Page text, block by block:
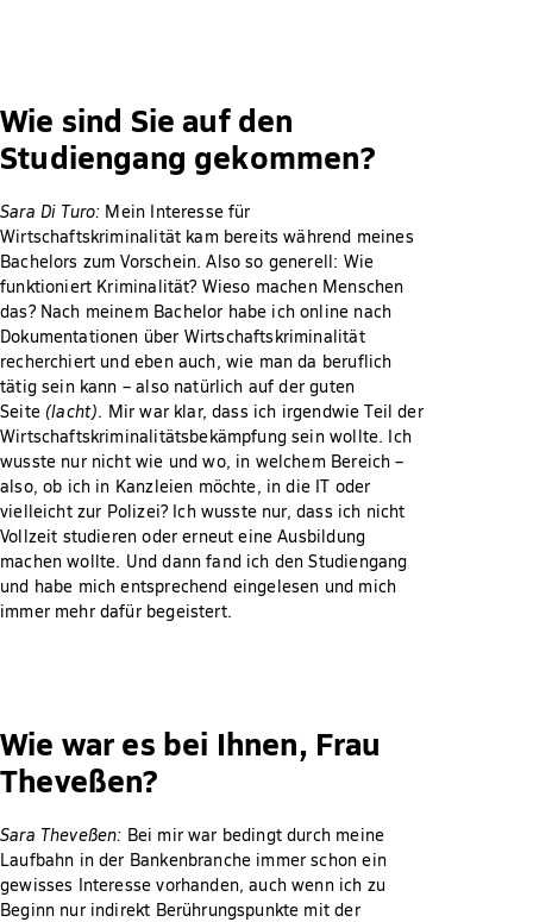
Wie sind Sie auf den
Studiengang gekommen?
Sara Di Turo: Mein Interesse für
Wirtschaftskriminalität kam bereits während meines
Bachelors zum Vorschein. Also so generell: Wie
funktioniert Kriminalität? Wieso machen Menschen
das? Nach meinem Bachelor habe ich online nach
Dokumentationen über Wirtschaftskriminalität
recherchiert und eben auch, wie man da beruflich
tätig sein kann – also natürlich auf der guten
Seite (lacht). Mir war klar, dass ich irgendwie Teil der
Wirtschaftskriminalitätsbekämpfung sein wollte. Ich
wusste nur nicht wie und wo, in welchem Bereich –
also, ob ich in Kanzleien möchte, in die IT oder
vielleicht zur Polizei? Ich wusste nur, dass ich nicht
Vollzeit studieren oder erneut eine Ausbildung
machen wollte. Und dann fand ich den Studiengang
und habe mich entsprechend eingelesen und mich
immer mehr dafür begeistert.
Wie war es bei Ihnen, Frau
Theveßen?
Sara Theveßen: Bei mir war bedingt durch meine
Laufbahn in der Bankenbranche immer schon ein
gewisses Interesse vorhanden, auch wenn ich zu
Beginn nur indirekt Berührungspunkte mit der